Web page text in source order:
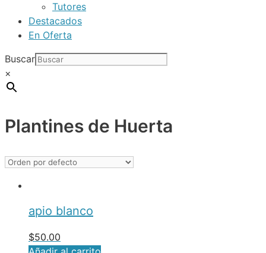
Tutores
Destacados
En Oferta
Buscar
×
Plantines de Huerta
apio blanco
$50.00